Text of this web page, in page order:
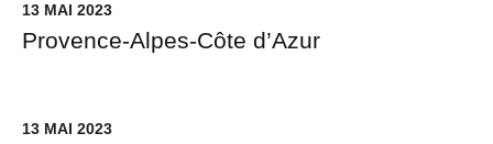
13 MAI 2023
Provence-Alpes-Côte d’Azur
13 MAI 2023